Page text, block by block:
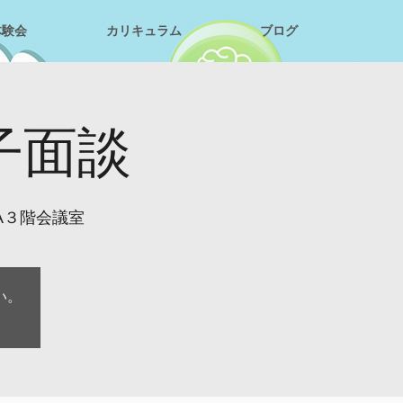
会 カリキュラム ブログ
面談
階会議室